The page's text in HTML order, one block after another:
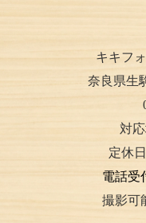
キキフ
奈良県生
対
定休
電話受
撮影可